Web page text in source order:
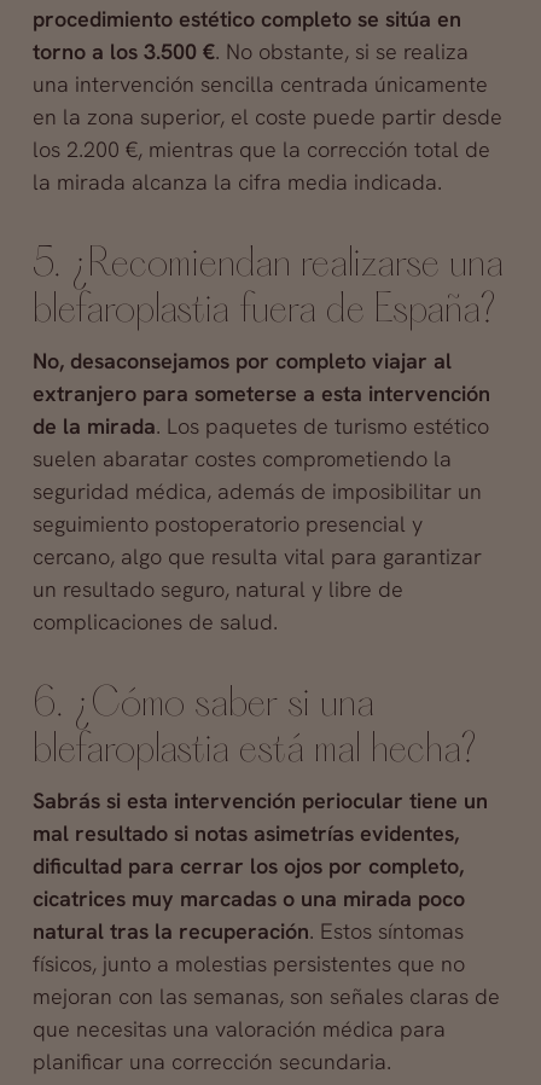
procedimiento estético completo se sitúa en
torno a los 3.500 €. No obstante, si se realiza
una intervención sencilla centrada únicamente
en la zona superior, el coste puede partir desde
los 2.200 €, mientras que la corrección total de
la mirada alcanza la cifra media indicada.
5. ¿Recomiendan realizarse una
blefaroplastia fuera de España?
No, desaconsejamos por completo viajar al
extranjero para someterse a esta intervención
de la mirada. Los paquetes de turismo estético
suelen abaratar costes comprometiendo la
seguridad médica, además de imposibilitar un
seguimiento postoperatorio presencial y
cercano, algo que resulta vital para garantizar
un resultado seguro, natural y libre de
complicaciones de salud.
6. ¿Cómo saber si una
blefaroplastia está mal hecha?
Sabrás si esta intervención periocular tiene un
mal resultado si notas asimetrías evidentes,
dificultad para cerrar los ojos por completo,
cicatrices muy marcadas o una mirada poco
natural tras la recuperación. Estos síntomas
físicos, junto a molestias persistentes que no
mejoran con las semanas, son señales claras de
que necesitas una valoración médica para
planificar una corrección secundaria.